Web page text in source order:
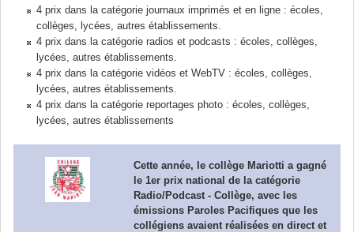
4 prix dans la catégorie journaux imprimés et en ligne : écoles,
collèges, lycées, autres établissements.
4 prix dans la catégorie radios et podcasts : écoles, collèges,
lycées, autres établissements.
4 prix dans la catégorie vidéos et WebTV : écoles, collèges,
lycées, autres établissements.
4 prix dans la catégorie reportages photo : écoles, collèges,
lycées, autres établissements
Cette année, le collège Mariotti a gagné
le 1er prix national de la catégorie
Radio/Podcast - Collège, avec les
émissions Paroles Pacifiques que les
collégiens avaient réalisées en direct et